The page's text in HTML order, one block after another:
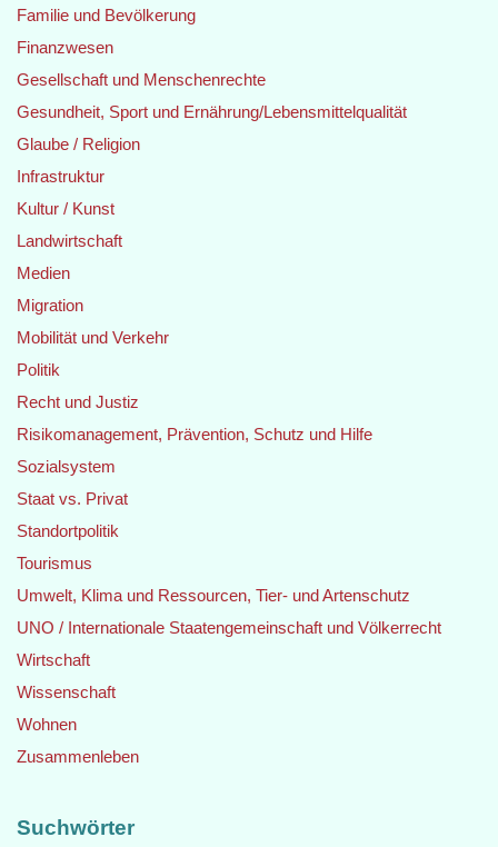
Familie und Bevölkerung
Finanzwesen
Gesellschaft und Menschenrechte
Gesundheit, Sport und Ernährung/Lebensmittelqualität
Glaube / Religion
Infrastruktur
Kultur / Kunst
Landwirtschaft
Medien
Migration
Mobilität und Verkehr
Politik
Recht und Justiz
Risikomanagement, Prävention, Schutz und Hilfe
Sozialsystem
Staat vs. Privat
Standortpolitik
Tourismus
Umwelt, Klima und Ressourcen, Tier- und Artenschutz
UNO / Internationale Staatengemeinschaft und Völkerrecht
Wirtschaft
Wissenschaft
Wohnen
Zusammenleben
Suchwörter